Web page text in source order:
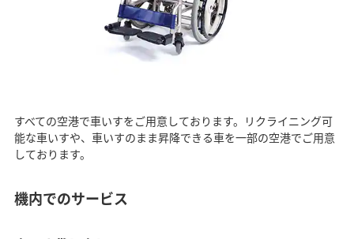
すべての空港で車いすをご用意しております。リクライニング可
能な車いすや、車いすのまま昇降できる車を一部の空港でご用意
しております。
機内でのサービス